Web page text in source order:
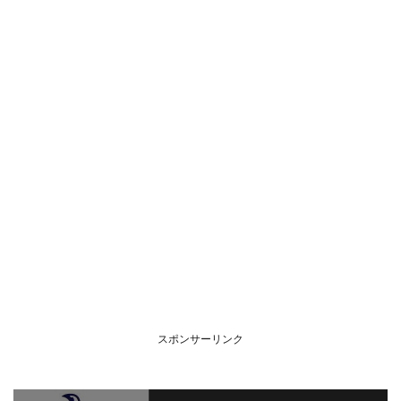
スポンサーリンク